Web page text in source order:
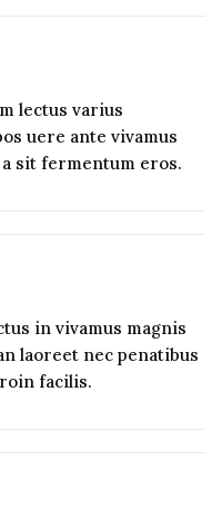
lectus varius
uere ante vivamus
sit fermentum eros.
in vivamus magnis
laoreet nec penatibus
facilis.